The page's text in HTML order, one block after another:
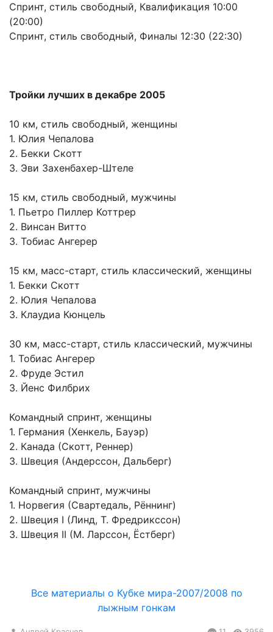
Спринт, стиль свободный, Квалификация 10:00
(20:00)
Спринт, стиль свободный, Финалы 12:30 (22:30)
Тройки лучших в декабре 2005
10 км, стиль свободный, женщины
1. Юлия Чепалова
2. Бекки Скотт
3. Эви Захенбахер-Штеле
15 км, стиль свободный, мужчины
1. Пьетро Пиллер Коттрер
2. Винсан Витто
3. Тобиас Ангерер
15 км, масс-старт, стиль классический, женщины
1. Бекки Скотт
2. Юлия Чепалова
3. Клаудиа Кюнцель
30 км, масс-старт, стиль классический, мужчины
1. Тобиас Ангерер
2. Фруде Эстил
3. Йенс Филбрих
Командный спринт, женщины
1. Германия (Хенкель, Бауэр)
2. Канада (Скотт, Реннер)
3. Швеция (Андерссон, Дальберг)
Командный спринт, мужчины
1. Норвегия (Свартедаль, Рённинг)
2. Швеция I (Линд, Т. Фредрикссон)
3. Швеция II (М. Ларссон, Ёстберг)
Все материалы о Кубке мира-2007/2008 по
лыжным гонкам